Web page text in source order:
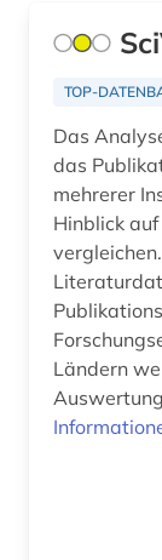
TOP-
Das
das
mehrerer
Hinblick
vergleichen. SciVal basiert auf der
Ländern weltweit. Möglich